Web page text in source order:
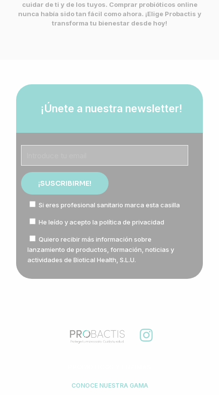
cuidar de ti y de los tuyos. Comprar probióticos online
nunca había sido tan fácil como ahora. ¡Elige Probactis y
transforma tu bienestar desde hoy!
¡Únete a nuestra newsletter!
Si eres profesional sanitario marca esta casilla
He leído y acepto la política de privacidad
Quiero recibir más información sobre
lanzamiento de productos, formación, noticias y
actividades de Biotical Health, S.L.U.
CONOCE NUESTRA GAMA